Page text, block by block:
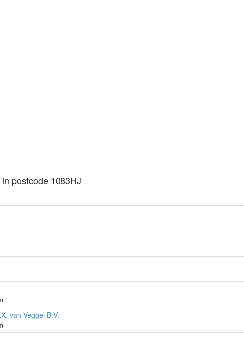
postcode 1083HJ
van Veggel B.V.